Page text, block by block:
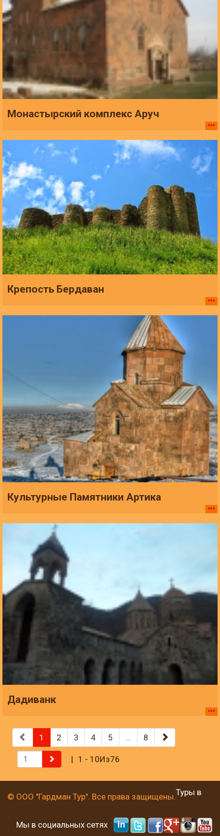
Монастырский комплекс Аруч
Крепость Бердаван
Культурные Памятники Артика
Дадиванк
1 2 3 4 5 ... 8
1 - 10Из76
© ООО "Гардман Тур". Все права защищены.
Мы в социальных сетях
Туры в